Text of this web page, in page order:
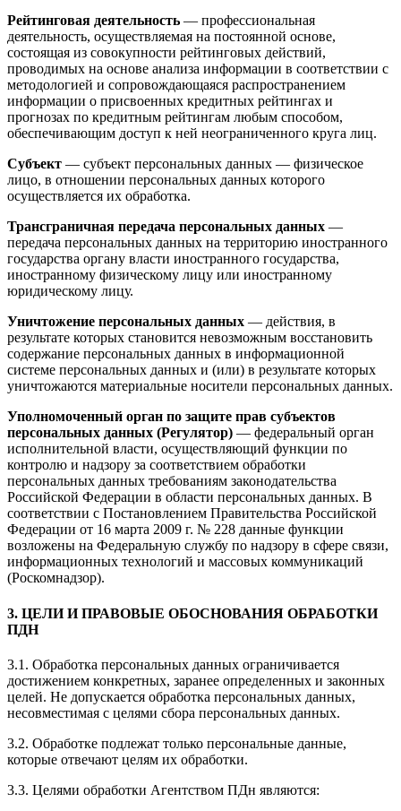
Рейтинговая деятельность — профессиональная
деятельность, осуществляемая на постоянной основе,
состоящая из совокупности рейтинговых действий,
проводимых на основе анализа информации в соответствии с
методологией и сопровождающаяся распространением
информации о присвоенных кредитных рейтингах и
прогнозах по кредитным рейтингам любым способом,
обеспечивающим доступ к ней неограниченного круга лиц.
Субъект — субъект персональных данных — физическое
лицо, в отношении персональных данных которого
осуществляется их обработка.
Трансграничная передача персональных данных —
передача персональных данных на территорию иностранного
государства органу власти иностранного государства,
иностранному физическому лицу или иностранному
юридическому лицу.
Уничтожение персональных данных — действия, в
результате которых становится невозможным восстановить
содержание персональных данных в информационной
системе персональных данных и (или) в результате которых
уничтожаются материальные носители персональных данных.
Уполномоченный орган по защите прав субъектов
персональных данных (Регулятор) — федеральный орган
исполнительной власти, осуществляющий функции по
контролю и надзору за соответствием обработки
персональных данных требованиям законодательства
Российской Федерации в области персональных данных. В
соответствии с Постановлением Правительства Российской
Федерации от 16 марта 2009 г. № 228 данные функции
возложены на Федеральную службу по надзору в сфере связи,
информационных технологий и массовых коммуникаций
(Роскомнадзор).
3. ЦЕЛИ И ПРАВОВЫЕ ОБОСНОВАНИЯ ОБРАБОТКИ
ПДН
3.1. Обработка персональных данных ограничивается
достижением конкретных, заранее определенных и законных
целей. Не допускается обработка персональных данных,
несовместимая с целями сбора персональных данных.
3.2. Обработке подлежат только персональные данные,
которые отвечают целям их обработки.
3.3. Целями обработки Агентством ПДн являются: